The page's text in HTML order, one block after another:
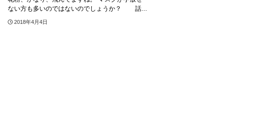
ない方も多いのではないのでしょうか？ 話...
2018年4月4日